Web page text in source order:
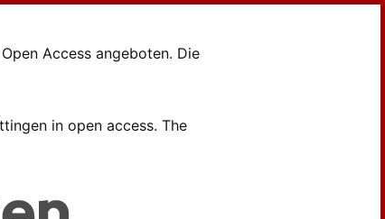
Access angeboten. Die
in open access. The